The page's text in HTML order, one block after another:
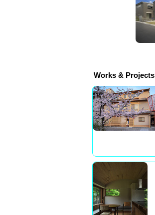
Works & Projects